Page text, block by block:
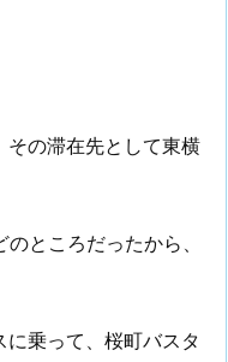
その滞在先として東横
ところだったから、
乗って、桜町バスタ